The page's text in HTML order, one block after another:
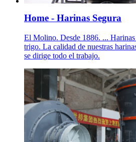
Home - Harinas Segura
El Molino. Desde 1886. ...
trigo. La calidad de nuestras
se dirige todo el trabajo.